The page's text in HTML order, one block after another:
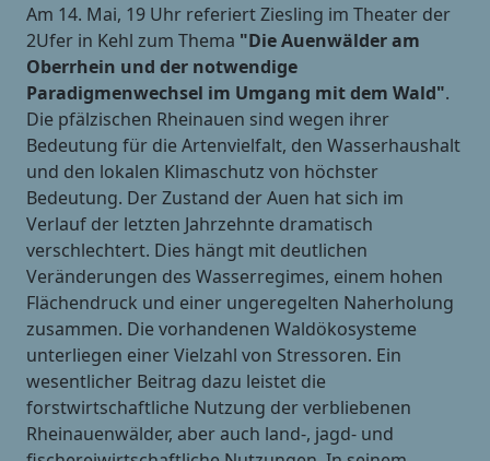
Am 14. Mai, 19 Uhr referiert Ziesling im Theater der
2Ufer in Kehl zum Thema "Die Auenwälder am
Oberrhein und der notwendige
Paradigmenwechsel im Umgang mit dem Wald".
Die pfälzischen Rheinauen sind wegen ihrer
Bedeutung für die Artenvielfalt, den Wasserhaushalt
und den lokalen Klimaschutz von höchster
Bedeutung. Der Zustand der Auen hat sich im
Verlauf der letzten Jahrzehnte dramatisch
verschlechtert. Dies hängt mit deutlichen
Veränderungen des Wasserregimes, einem hohen
Flächendruck und einer ungeregelten Naherholung
zusammen. Die vorhandenen Waldökosysteme
unterliegen einer Vielzahl von Stressoren. Ein
wesentlicher Beitrag dazu leistet die
forstwirtschaftliche Nutzung der verbliebenen
Rheinauenwälder, aber auch land-, jagd- und